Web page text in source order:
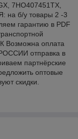
7HO407451TX,
на б/у товары 2 -3
гарантию в PDF
Возможна оплата
отправка в
партнёрские
оптовые
скидки.